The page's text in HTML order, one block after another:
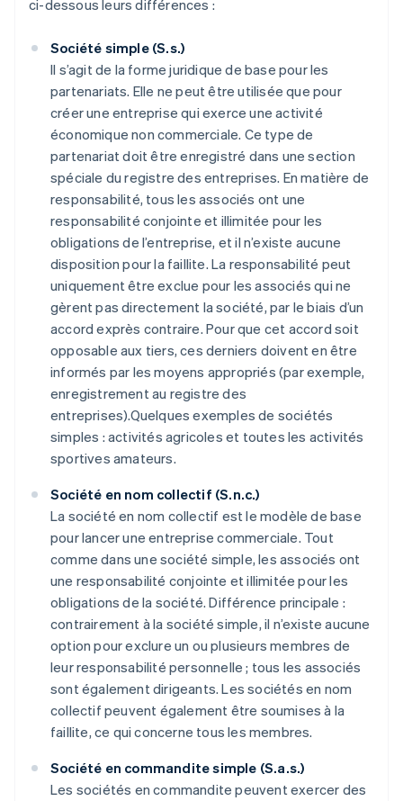
ci-dessous leurs différences :
Société simple (S.s.)
Il s’agit de la forme juridique de base pour les
partenariats. Elle ne peut être utilisée que pour
créer une entreprise qui exerce une activité
économique non commerciale. Ce type de
partenariat doit être enregistré dans une section
spéciale du registre des entreprises. En matière de
responsabilité, tous les associés ont une
responsabilité conjointe et illimitée pour les
obligations de l’entreprise, et il n’existe aucune
disposition pour la faillite. La responsabilité peut
uniquement être exclue pour les associés qui ne
gèrent pas directement la société, par le biais d’un
accord exprès contraire. Pour que cet accord soit
opposable aux tiers, ces derniers doivent en être
informés par les moyens appropriés (par exemple,
enregistrement au registre des
entreprises).Quelques exemples de sociétés
simples : activités agricoles et toutes les activités
sportives amateurs.
Société en nom collectif (S.n.c.)
La société en nom collectif est le modèle de base
pour lancer une entreprise commerciale. Tout
comme dans une société simple, les associés ont
une responsabilité conjointe et illimitée pour les
obligations de la société. Différence principale :
contrairement à la société simple, il n’existe aucune
option pour exclure un ou plusieurs membres de
leur responsabilité personnelle ; tous les associés
sont également dirigeants. Les sociétés en nom
collectif peuvent également être soumises à la
faillite, ce qui concerne tous les membres.
Société en commandite simple (S.a.s.)
Les sociétés en commandite peuvent exercer des